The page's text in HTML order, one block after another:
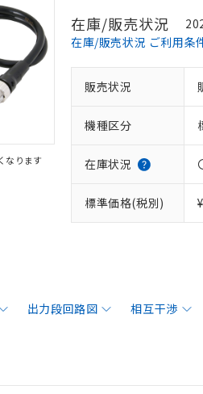
なります
在庫/販売状況
在庫/販売状況 ご利用条
販売状況
機種区分
在庫状況
標準価格(税別)
出力段回路図
相互干渉